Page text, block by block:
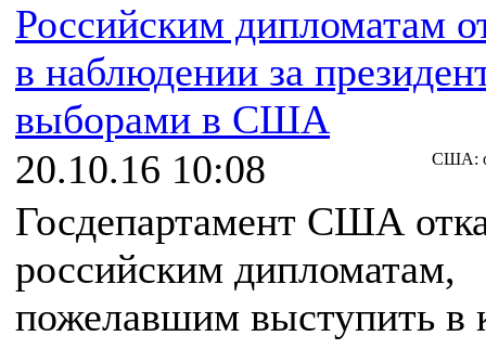
Российским дипломатам
в наблюдении за
выборами в США
20.10.16 10:08
США:
Госдепартамент США
российским дипломатам,
пожелавшим выступить в